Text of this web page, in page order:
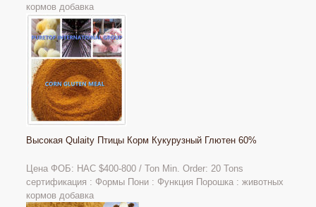
кормов добавка
Высокая Qulaity Птицы Корм Кукурузный Глютен 60%
Цена ФОБ: НАС $400-800 / Ton Min. Order: 20 Tons
сертификация : Формы Пони : Функция Порошка : животных
кормов добавка